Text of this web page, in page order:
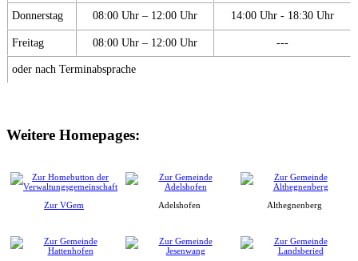
Donnerstag 08:00 Uhr – 12:00 Uhr 14:00 Uhr - 18:30 Uhr
Freitag 08:00 Uhr – 12:00 Uhr ---
oder nach Terminabsprache
Weitere Homepages:
Zur VGem Adelshofen Althegnenberg